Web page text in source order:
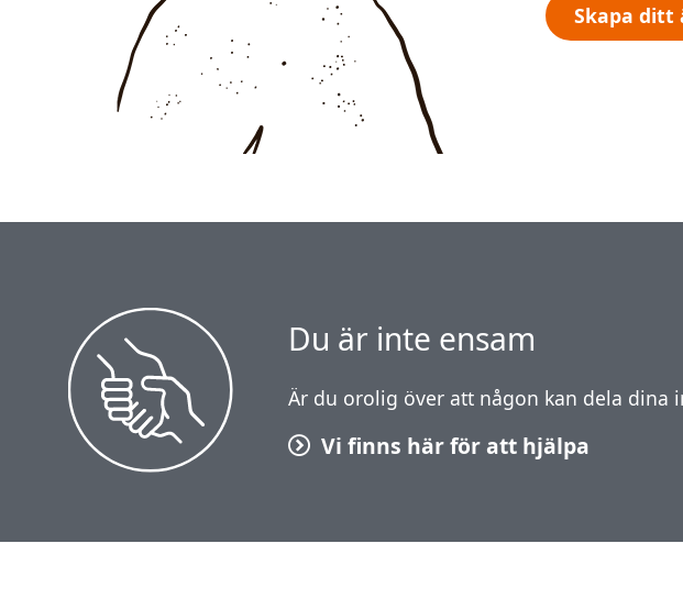
Skapa ditt
Du är inte ensam
Är du orolig över att någon kan dela dina
Vi finns här för att hjälpa